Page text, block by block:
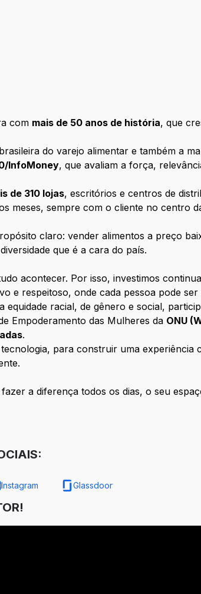
com mais de 50 anos de história, que
do varejo alimentar e também a
InfoMoney, que avaliam a força,
de 310 lojas, escritórios e centros de
meses, sempre com o cliente no centro
claro: vender alimentos a preço
que é a cara do país.
acontecer. Por isso, investimos
e respeitoso, onde cada pessoa pode
equidade racial, de gênero e social,
Empoderamento das Mulheres da ONU
.
para construir uma experiência
a diferença todos os dias, o seu
Instagram Glassdoor